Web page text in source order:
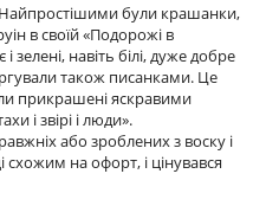
Найпростішими були крашанки,
в своїй «Подорожі в
навіть білі, дуже добре
також писанками. Це
прикрашені яскравими
і звірі і люди».
або зроблених з воску і
на офорт, і цінувався